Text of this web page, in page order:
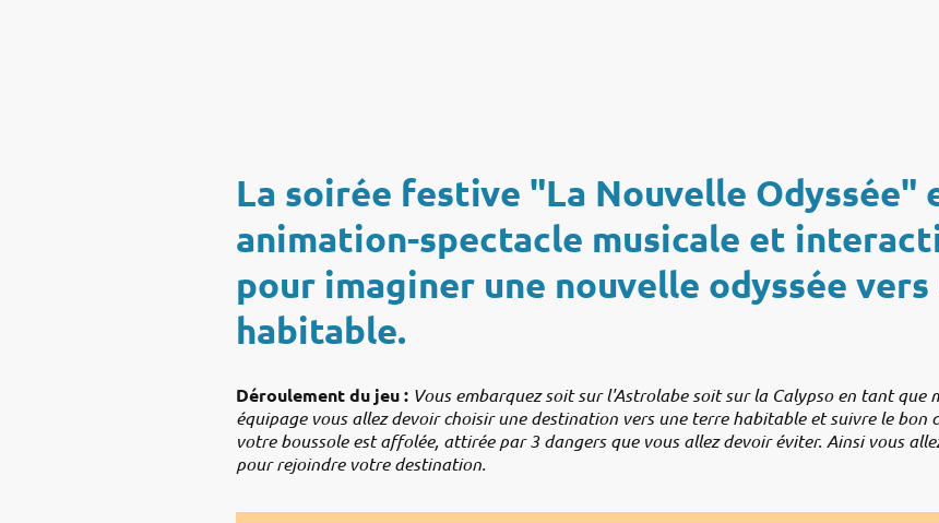
La soirée festive "La Nouvelle Odyssée"
animation-spectacle musicale et
pour imaginer une nouvelle odyssée
habitable.
Déroulement du jeu : Vous embarquez soit sur l'Astrolabe soit sur la Calypso en tant que
équipage vous allez devoir choisir une destination vers une terre habitable et suivre le
votre boussole est affolée, attirée par 3 dangers que vous allez devoir éviter. Ainsi vous
pour rejoindre votre destination.